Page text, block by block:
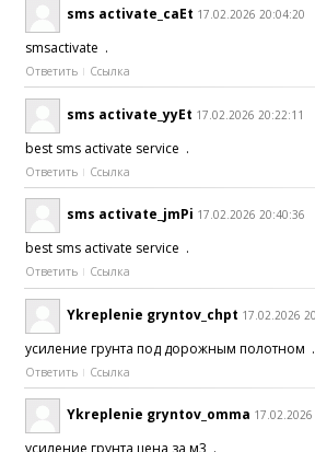
sms activate_caEt 17.02.2026 20:04:20
smsactivate .
Ответить Ссылка
sms activate_yyEt 17.02.2026 20:22:11
best sms activate service .
Ответить Ссылка
sms activate_jmPi 17.02.2026 20:40:36
best sms activate service .
Ответить Ссылка
Ykreplenie gryntov_chpt 17.02.2026
усиление грунта под дорожным полотном .
Ответить Ссылка
Ykreplenie gryntov_omma